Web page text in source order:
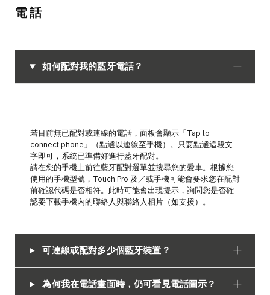
電話
如何配對我的藍牙電話？
若目前無已配對或連線的電話，面板會顯示「Tap to
connect phone」（點選以連線至手機）。只要點選這段文
字即可，系統已準備好進行藍牙配對。
請在您的手機上前往藍牙配對選單並搜尋您的愛車。根據您
使用的手機型號，Touch Pro 及／或手機可能會要求您在配對
前確認代碼是否相符。此時可能會出現提示，詢問您是否確
認要下載手機內的聯絡人與聯絡人相片（如支援）。
可連線或配對多少個藍牙裝置？
為何我在電話畫面時，仍可看見電話圖示？